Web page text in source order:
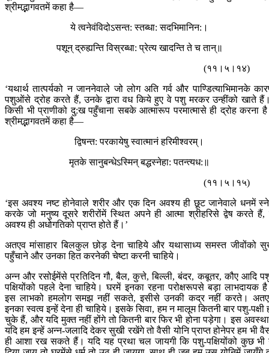
श्रीमद्भागवतमें कहा है—
ये त्वनेवंविदोऽसन्त: स्तब्धा: सदभिमानिन:।
पशून् द्रुह्यन्ति विस्रब्धा: प्रेत्य खादन्ति ते च तान्॥
(११।५।१४)
‘यथार्थ तात्पर्यको न जाननेवाले जो लोग अति गर्व और पाण्डित्याभिमानके
पशुओंसे द्रोह करते हैं, उनके द्वारा वध किये हुए वे पशु मरकर उन्हींको खाते
किसी भी प्राणीको दु:ख पहुँचाना सबके आत्मारूप परमात्मासे ही द्रोह करना
श्रीमद्भागवतमें कहा है—
द्विषन्त: परकायेषु स्वात्मानं हरिमीश्वरम्।
मृतके सानुबन्धेऽस्मिन् बद्धस्नेहा: पतन्त्यध:॥
(११।५।१५)
‘इस अवश्य नष्ट होनेवाले शरीर और एक दिन अवश्य ही छूट जानेवाले धनमें
करके जो मनुष्य दूसरे शरीरोंमें स्थित अपने ही आत्मा श्रीहरिसे द्वेष करते हैं,
अवश्य ही अधोगतिको प्राप्त होते हैं।’
अतएव मांसाहार बिलकुल छोड़ देना चाहिये और यथासाध्य समस्त जीवोंको
पहुँचाने और उनका हित करनेकी चेष्टा करनी चाहिये।
अन्न और रसोईमेंसे प्रतिदिन गौ, बैल, कुत्ते, बिल्ली, बंदर, कबूतर, कौए आदि
पक्षियोंको पहले देना चाहिये। घरमें इनका रहना परोक्षरूपसे बड़ा लाभदायक
इस लाभको हमलोग समझ नहीं सकते, इसीसे उनकी कद्र नहीं करते।
इनका स्वत्व इन्हें देना ही चाहिये। इसके सिवा, हम न मालूम कितनी बार पशु-पक्षी
चुके हैं, और यदि मुक्त नहीं होंगे तो कितनी बार फिर भी होना पड़ेगा। इस
यदि हम इन्हें अन्न-जलादि देकर सुखी रखेंगे तो वैसी योनि प्राप्त होनेपर हम भी
ही आशा रख सकते हैं। यदि यह प्रथा चल जायगी कि पशु-पक्षियोंको कुछ भी